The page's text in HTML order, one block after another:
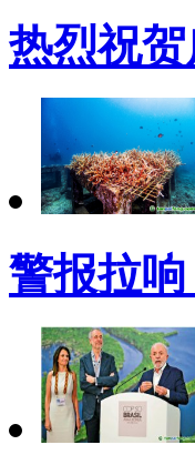
热烈祝
警报拉